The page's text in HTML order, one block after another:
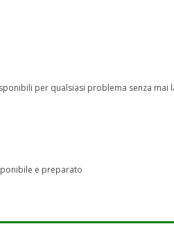
per qualsiasi problema senza mai
e preparato